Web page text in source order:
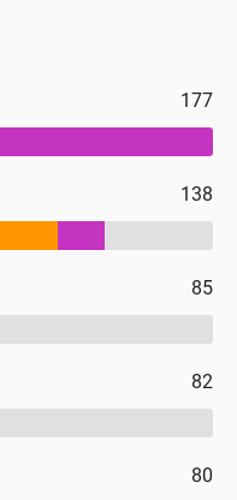
177
138
85
82
80